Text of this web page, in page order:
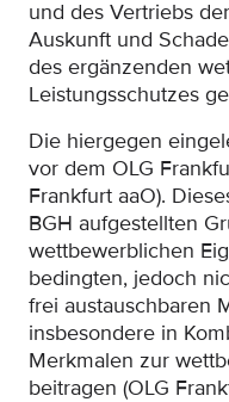
und des Vertriebs
Auskunft und
des ergänzenden
Leistungsschutzes
Die hiergegen
vor dem OLG
Frankfurt aaO).
BGH aufgestellten
wettbewerblichen
bedingten, jedoch
frei austauschbaren
insbesondere in
Merkmalen zur
beitragen (OLG